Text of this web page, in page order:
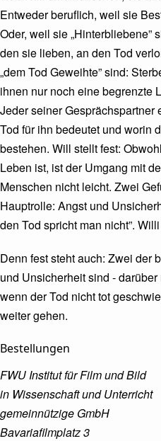
Entweder beruflich, weil sie
Oder, weil sie „Hinterbliebene”
den sie lieben, an den Tod
„dem Tod Geweihte” sind:
ihnen nur noch eine begrenzte
Jeder seiner Gesprächspartner
Tod für ihn bedeutet und worin
bestehen. Will stellt fest:
Leben ist, ist der Umgang mit
Menschen nicht leicht. Zwei
Hauptrolle: Angst und
den Tod spricht man nicht”.
Denn fest steht auch: Zwei der
und Unsicherheit sind -
wenn der Tod nicht tot
weiter gehen.
Bestellungen
FWU Institut für Film und Bild
in Wissenschaft und Unterricht
gemeinnützige GmbH
Bavariafilmplatz 3